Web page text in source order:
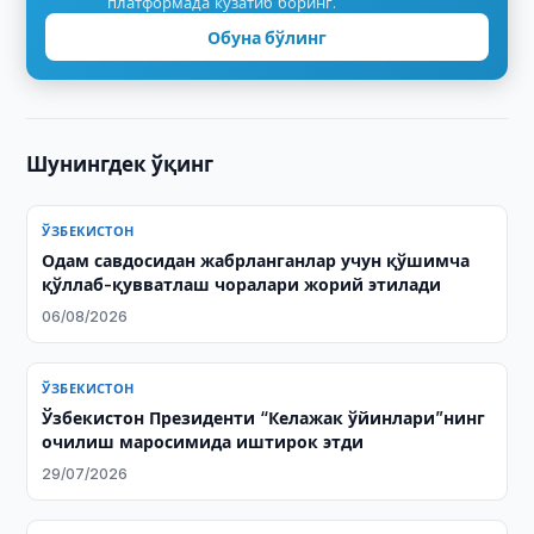
Обуна бўлинг
Шунингдек ўқинг
ЎЗБЕКИСТОН
Одам савдосидан жабрланганлар учун қўшимча
қўллаб-қувватлаш чоралари жорий этилади
06/08/2026
ЎЗБЕКИСТОН
Ўзбекистон Президенти “Келажак ўйинлари”нинг
очилиш маросимида иштирок этди
29/07/2026